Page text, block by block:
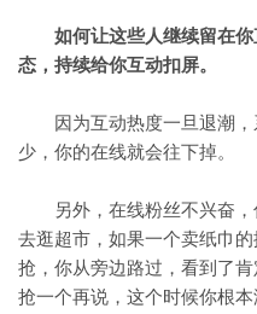
如何让这些人继续留在
态，持续给你互动扣屏。
因为互动热度一旦退潮，
少，你的在线就会往下掉。
另外，在线粉丝不兴奋，
去逛超市，如果一个卖纸巾
抢，你从旁边路过，看到了
抢一个再说，这个时候你根